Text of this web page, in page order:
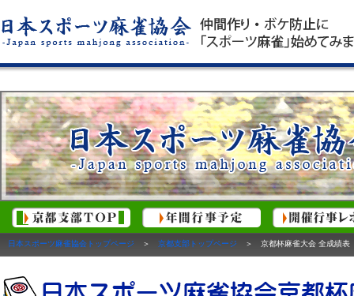
日本スポーツ麻雀協会トップページ ＞ 京都支部トップページ ＞ 京都杯麻雀大会 全成績表